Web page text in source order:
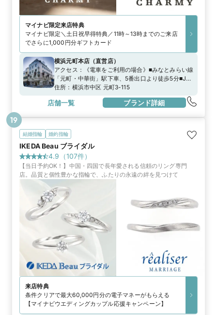
マイナビ限定来店特典
マイナビ限定＼土日祝早得特典／11時～13時までのご来店
でさらに1,000円分ギフトカード
横浜元町本店 （直営店）
アクセス：
《電車をご利用の場合》■みなとみらい線
「元町・中華街」駅下車、5番出口より徒歩5分■JR
京浜東北線「石川町（元町・中華街）」駅下車、元
町口（南口）より徒歩8分《お車をご利用の場合》お
車でお越しの際は、元町SS会発行の駐車券をご利用
https://www.motomachi.or.jp/access/
住所： 横浜市中区 元町3-115
店舗一覧 ブランド詳細
結婚指輪 婚約指輪
IKEDA Beau ブライダル
4.9 （107件）
【当日予約OK！】中国・四国で長年愛される信頼のリング専門
店。品質と個性豊かな指輪で、ふたりの永遠の絆を見つけて
来店特典
条件クリアで最大60,000円分の電子マネーがもらえる
【マイナビウエディングカップル応援キャンペーン】
19